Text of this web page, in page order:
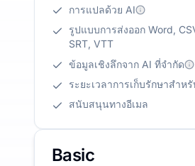
การแปลด้วย AI
รูปแบบการส่งออก Word,
SRT, VTT
ข้อมูลเชิงลึกจาก AI ที่จำกัด
ระยะเวลาการเก็บรักษาสำห
สนับสนุนทางอีเมล
Basic